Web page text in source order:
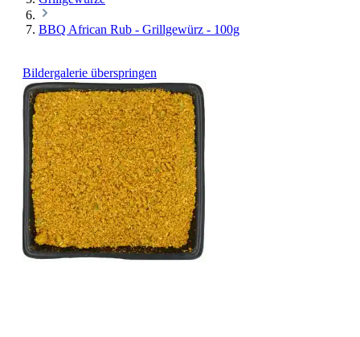
BBQ African Rub - Grillgewürz - 100g
Bildergalerie überspringen